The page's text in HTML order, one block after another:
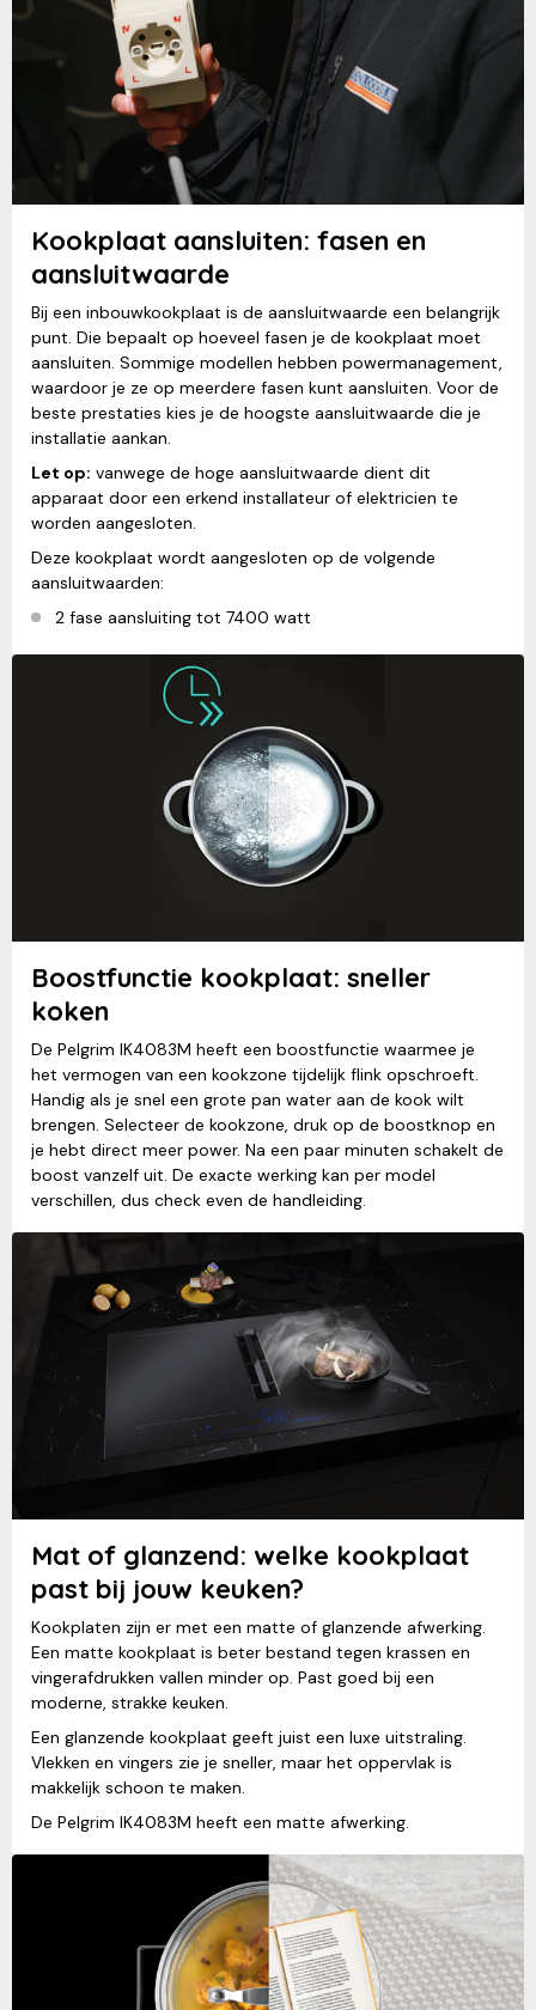
Kookplaat aansluiten: fasen en
aansluitwaarde
Bij een inbouwkookplaat is de aansluitwaarde een belangrijk
punt. Die bepaalt op hoeveel fasen je de kookplaat moet
aansluiten. Sommige modellen hebben powermanagement,
waardoor je ze op meerdere fasen kunt aansluiten. Voor de
beste prestaties kies je de hoogste aansluitwaarde die je
installatie aankan.
Let op: vanwege de hoge aansluitwaarde dient dit
apparaat door een erkend installateur of elektricien te
worden aangesloten.
Deze kookplaat wordt aangesloten op de volgende
aansluitwaarden:
2 fase aansluiting tot 7400 watt
Boostfunctie kookplaat: sneller
koken
De Pelgrim IK4083M heeft een boostfunctie waarmee je
het vermogen van een kookzone tijdelijk flink opschroeft.
Handig als je snel een grote pan water aan de kook wilt
brengen. Selecteer de kookzone, druk op de boostknop en
je hebt direct meer power. Na een paar minuten schakelt de
boost vanzelf uit. De exacte werking kan per model
verschillen, dus check even de handleiding.
Mat of glanzend: welke kookplaat
past bij jouw keuken?
Kookplaten zijn er met een matte of glanzende afwerking.
Een matte kookplaat is beter bestand tegen krassen en
vingerafdrukken vallen minder op. Past goed bij een
moderne, strakke keuken.
Een glanzende kookplaat geeft juist een luxe uitstraling.
Vlekken en vingers zie je sneller, maar het oppervlak is
makkelijk schoon te maken.
De Pelgrim IK4083M heeft een matte afwerking.